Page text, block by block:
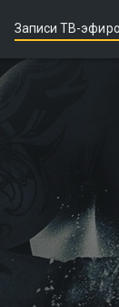
Записи ТВ-